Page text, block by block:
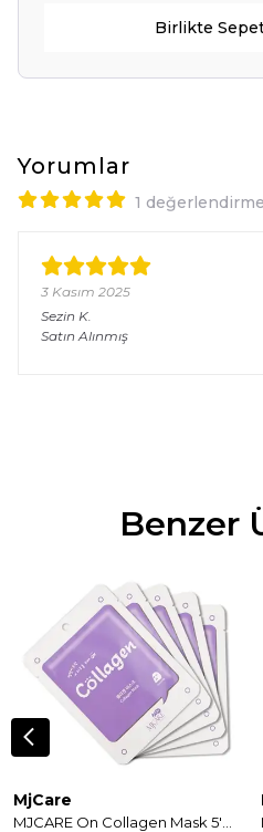
Birlikte
Yorumlar
1
3 Kasım 2025
Sezin K.
Satın Alınmış
Benzer
MjCare